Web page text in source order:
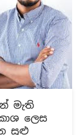
මැති
ලෙස
සුළු